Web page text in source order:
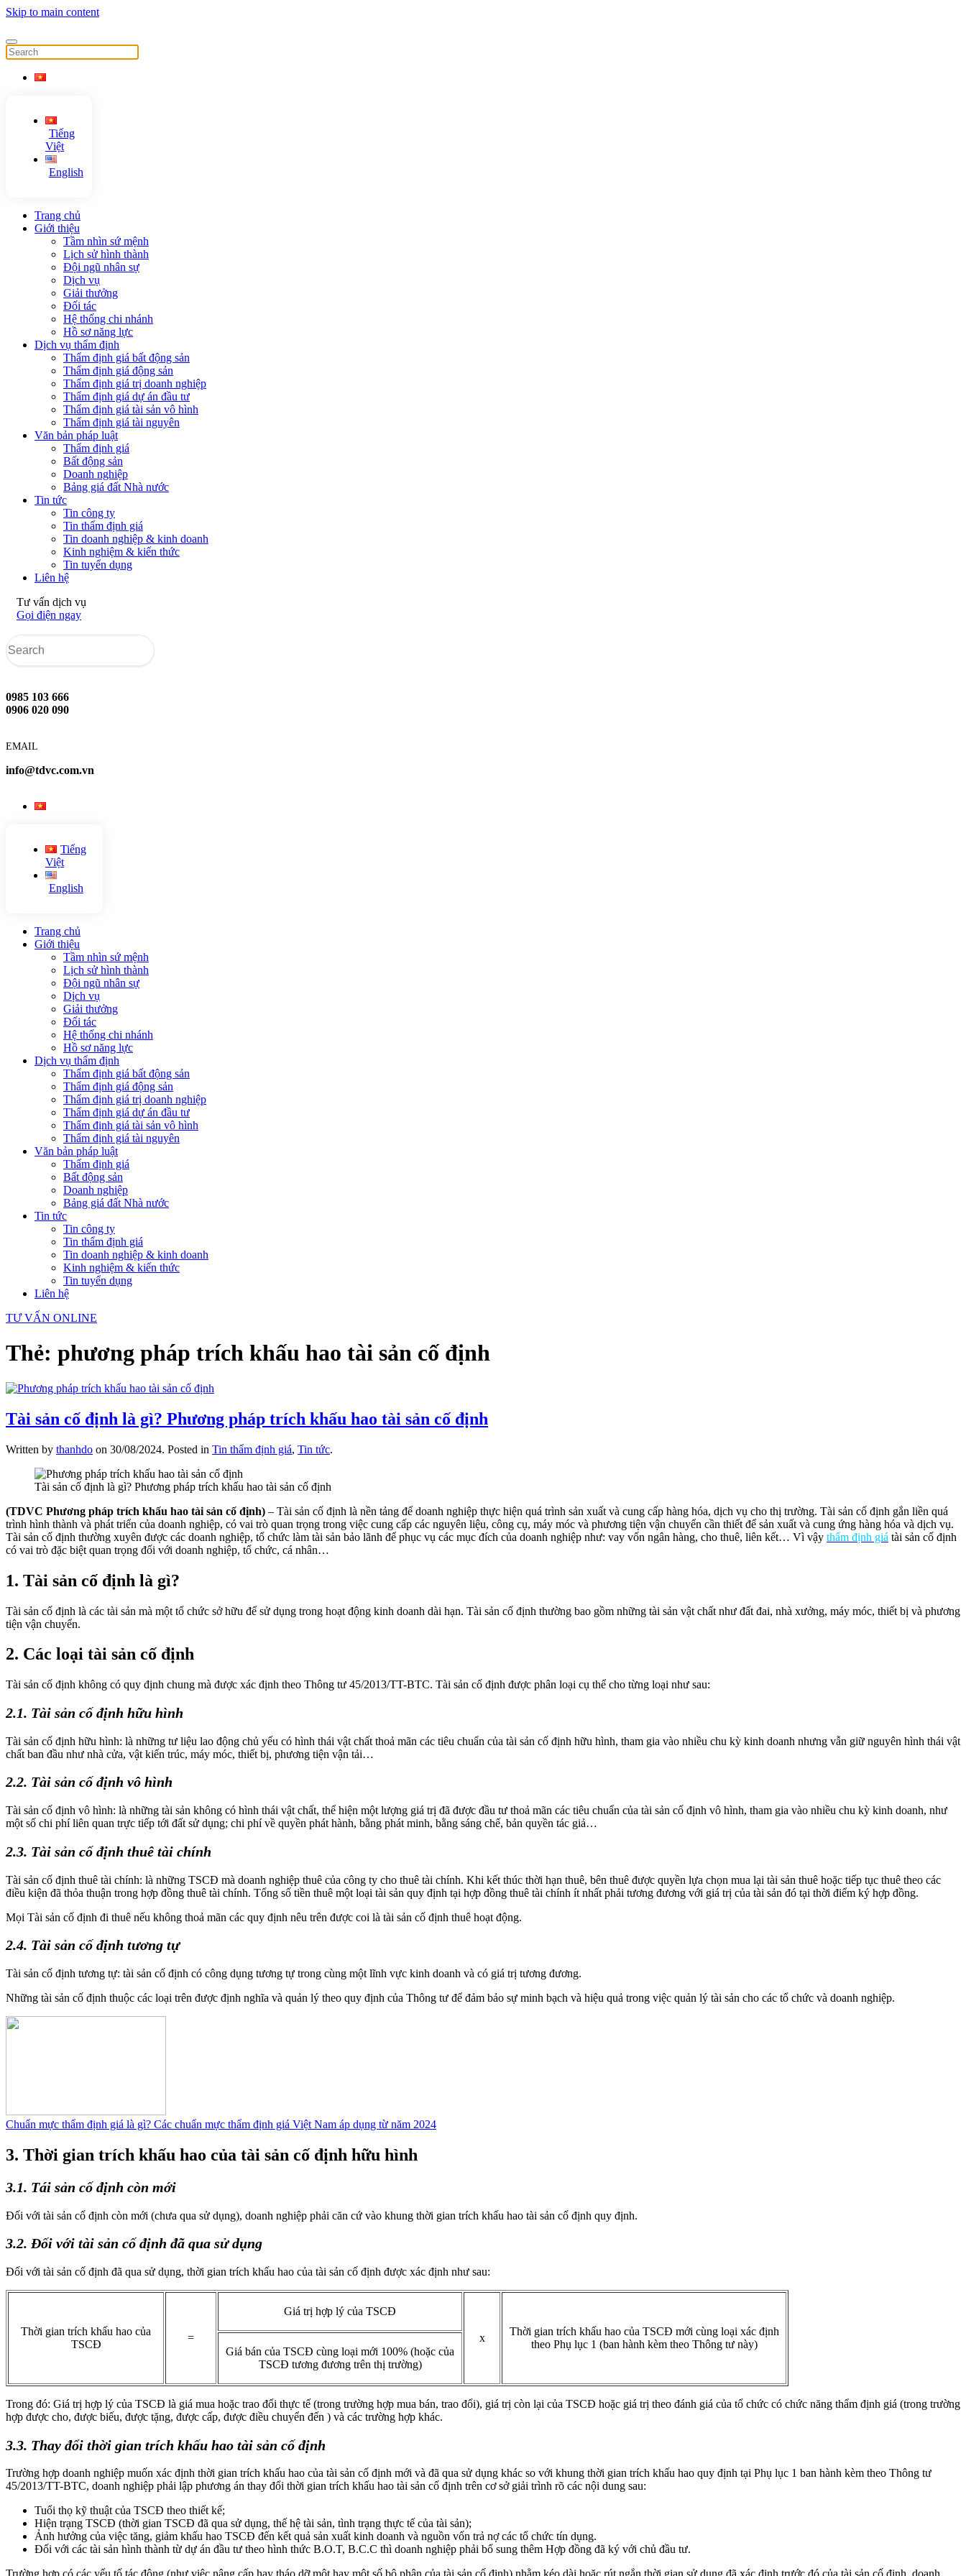
Skip to main content
Tiếng
Việt
English
Trang chủ
Giới thiệu
Tầm nhìn sứ mệnh
Lịch sử hình thành
Đội ngũ nhân sự
Dịch vụ
Giải thưởng
Đối tác
Hệ thống chi nhánh
Hồ sơ năng lực
Dịch vụ thẩm định
Thẩm định giá bất động sản
Thẩm định giá động sản
Thẩm định giá trị doanh nghiệp
Thẩm định giá dự án đầu tư
Thẩm định giá tài sản vô hình
Thẩm định giá tài nguyên
Văn bản pháp luật
Thẩm định giá
Bất động sản
Doanh nghiệp
Bảng giá đất Nhà nước
Tin tức
Tin công ty
Tin thẩm định giá
Tin doanh nghiệp & kinh doanh
Kinh nghiệm & kiến thức
Tin tuyển dụng
Liên hệ
Tư vấn dịch vụ
Gọi điện ngay
0985 103 666
0906 020 090
EMAIL
info@tdvc.com.vn
Tiếng
Việt
English
Trang chủ
Giới thiệu
Tầm nhìn sứ mệnh
Lịch sử hình thành
Đội ngũ nhân sự
Dịch vụ
Giải thưởng
Đối tác
Hệ thống chi nhánh
Hồ sơ năng lực
Dịch vụ thẩm định
Thẩm định giá bất động sản
Thẩm định giá động sản
Thẩm định giá trị doanh nghiệp
Thẩm định giá dự án đầu tư
Thẩm định giá tài sản vô hình
Thẩm định giá tài nguyên
Văn bản pháp luật
Thẩm định giá
Bất động sản
Doanh nghiệp
Bảng giá đất Nhà nước
Tin tức
Tin công ty
Tin thẩm định giá
Tin doanh nghiệp & kinh doanh
Kinh nghiệm & kiến thức
Tin tuyển dụng
Liên hệ
TƯ VẤN ONLINE
Thẻ: phương pháp trích khấu hao tài sản cố định
Tài sản cố định là gì? Phương pháp trích khấu hao tài sản cố định
Written by thanhdo on 30/08/2024. Posted in Tin thẩm định giá, Tin tức.
Tài sản cố định là gì? Phương pháp trích khấu hao tài sản cố định
(TDVC Phương pháp trích khấu hao tài sản cố định) – Tài sản cố định là nền tảng để doanh nghiệp thực hiện quá trình sản xuất và cung cấp hàng hóa, dịch vụ cho thị trường. Tài sản cố định gắn liền quá
trình hình thành và phát triển của doanh nghiệp, có vai trò quan trọng trong việc cung cấp các nguyên liệu, công cụ, máy móc và phương tiện vận chuyển cần thiết để sản xuất và cung ứng hàng hóa và dịch vụ.
Tài sản cố định thường xuyên được các doanh nghiệp, tổ chức làm tài sản bảo lãnh để phục vụ các mục đích của doanh nghiệp như: vay vốn ngân hàng, cho thuê, liên kết… Vì vậy thẩm định giá tài sản cố định
có vai trò đặc biệt quan trọng đối với doanh nghiệp, tổ chức, cá nhân…
1. Tài sản cố định là gì?
Tài sản cố định là các tài sản mà một tổ chức sở hữu để sử dụng trong hoạt động kinh doanh dài hạn. Tài sản cố định thường bao gồm những tài sản vật chất như đất đai, nhà xưởng, máy móc, thiết bị và phương
tiện vận chuyển.
2. Các loại tài sản cố định
Tài sản cố định không có quy định chung mà được xác định theo Thông tư 45/2013/TT-BTC. Tài sản cố định được phân loại cụ thể cho từng loại như sau:
2.1. Tài sản cố định hữu hình
Tài sản cố định hữu hình: là những tư liệu lao động chủ yếu có hình thái vật chất thoả mãn các tiêu chuẩn của tài sản cố định hữu hình, tham gia vào nhiều chu kỳ kinh doanh nhưng vẫn giữ nguyên hình thái vật
chất ban đầu như nhà cửa, vật kiến trúc, máy móc, thiết bị, phương tiện vận tải…
2.2. Tài sản cố định vô hình
Tài sản cố định vô hình: là những tài sản không có hình thái vật chất, thể hiện một lượng giá trị đã được đầu tư thoả mãn các tiêu chuẩn của tài sản cố định vô hình, tham gia vào nhiều chu kỳ kinh doanh, như
một số chi phí liên quan trực tiếp tới đất sử dụng; chi phí về quyền phát hành, bằng phát minh, bằng sáng chế, bản quyền tác giả…
2.3. Tài sản cố định thuê tài chính
Tài sản cố định thuê tài chính: là những TSCĐ mà doanh nghiệp thuê của công ty cho thuê tài chính. Khi kết thúc thời hạn thuê, bên thuê được quyền lựa chọn mua lại tài sản thuê hoặc tiếp tục thuê theo các
điều kiện đã thỏa thuận trong hợp đồng thuê tài chính. Tổng số tiền thuê một loại tài sản quy định tại hợp đồng thuê tài chính ít nhất phải tương đương với giá trị của tài sản đó tại thời điểm ký hợp đồng.
Mọi Tài sản cố định đi thuê nếu không thoả mãn các quy định nêu trên được coi là tài sản cố định thuê hoạt động.
2.4. Tài sản cố định tương tự
Tài sản cố định tương tự: tài sản cố định có công dụng tương tự trong cùng một lĩnh vực kinh doanh và có giá trị tương đương.
Những tài sản cố định thuộc các loại trên được định nghĩa và quản lý theo quy định của Thông tư để đảm bảo sự minh bạch và hiệu quả trong việc quản lý tài sản cho các tổ chức và doanh nghiệp.
Chuẩn mực thẩm định giá là gì? Các chuẩn mực thẩm định giá Việt Nam áp dụng từ năm 2024
3. Thời gian trích khấu hao của tài sản cố định hữu hình
3.1. Tái sản cố định còn mới
Đối với tài sản cố định còn mới (chưa qua sử dụng), doanh nghiệp phải căn cứ vào khung thời gian trích khấu hao tài sản cố định quy định.
3.2. Đối với tài sản cố định đã qua sử dụng
Đối với tài sản cố định đã qua sử dụng, thời gian trích khấu hao của tài sản cố định được xác định như sau:
Thời gian trích khấu hao của
TSCĐ
=
Giá trị hợp lý của TSCĐ
x
Thời gian trích khấu hao của TSCĐ mới cùng loại xác định
theo Phụ lục 1 (ban hành kèm theo Thông tư này)
Giá bán của TSCĐ cùng loại mới 100% (hoặc của
TSCĐ tương đương trên thị trường)
Trong đó: Giá trị hợp lý của TSCĐ là giá mua hoặc trao đổi thực tế (trong trường hợp mua bán, trao đổi), giá trị còn lại của TSCĐ hoặc giá trị theo đánh giá của tổ chức có chức năng thẩm định giá (trong trường
hợp được cho, được biếu, được tặng, được cấp, được điều chuyển đến ) và các trường hợp khác.
3.3. Thay đổi thời gian trích khấu hao tài sản cố định
Trường hợp doanh nghiệp muốn xác định thời gian trích khấu hao của tài sản cố định mới và đã qua sử dụng khác so với khung thời gian trích khấu hao quy định tại Phụ lục 1 ban hành kèm theo Thông tư
45/2013/TT-BTC, doanh nghiệp phải lập phương án thay đổi thời gian trích khấu hao tài sản cố định trên cơ sở giải trình rõ các nội dung sau:
Tuổi thọ kỹ thuật của TSCĐ theo thiết kế;
Hiện trạng TSCĐ (thời gian TSCĐ đã qua sử dụng, thế hệ tài sản, tình trạng thực tế của tài sản);
Ảnh hưởng của việc tăng, giảm khấu hao TSCĐ đến kết quả sản xuất kinh doanh và nguồn vốn trả nợ các tổ chức tín dụng.
Đối với các tài sản hình thành từ dự án đầu tư theo hình thức B.O.T, B.C.C thì doanh nghiệp phải bổ sung thêm Hợp đồng đã ký với chủ đầu tư.